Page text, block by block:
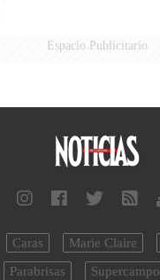
Espacio Publicitario
Caras Marie Claire
Parabrisas Supercampo